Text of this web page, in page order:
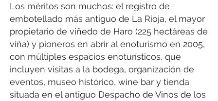
Los méritos son muchos: el registro de
embotellado más antiguo de La Rioja, el mayor
propietario de viñedo de Haro (225 hectáreas de
viña) y pioneros en abrir al enoturismo en 2005,
con múltiples espacios enoturísticos, que
incluyen visitas a la bodega, organización de
eventos, museo histórico, wine bar y tienda
situada en el antiguo Despacho de Vinos de los